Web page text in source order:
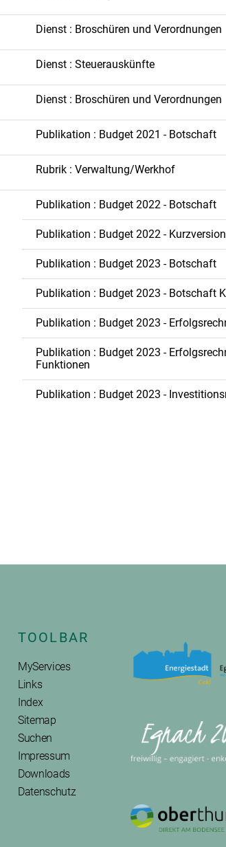
Dienst : Broschüren und Verordnungen
Dienst : Steuerauskünfte
Dienst : Broschüren und Verordnungen
Publikation : Budget 2021 - Botschaft
Rubrik : Verwaltung/Werkhof
Publikation : Budget 2022 - Botschaft
Publikation : Budget 2022 - Kurzversion
Publikation : Budget 2023 - Botschaft
Publikation : Budget 2023 - Botschaft
Publikation : Budget 2023 -
Publikation : Budget 2023 -
Funktionen
Publikation : Budget 2023 -
TOOLBAR
MyServices
Links
Index
Sitemap
Suchen
Impressum
Downloads
Datenschutz